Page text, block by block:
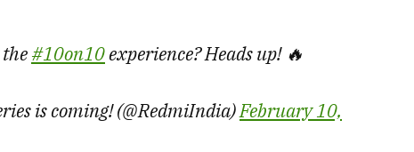
#10on10experience? Heads up! 🔥
is coming! (@RedmiIndia)February 10,